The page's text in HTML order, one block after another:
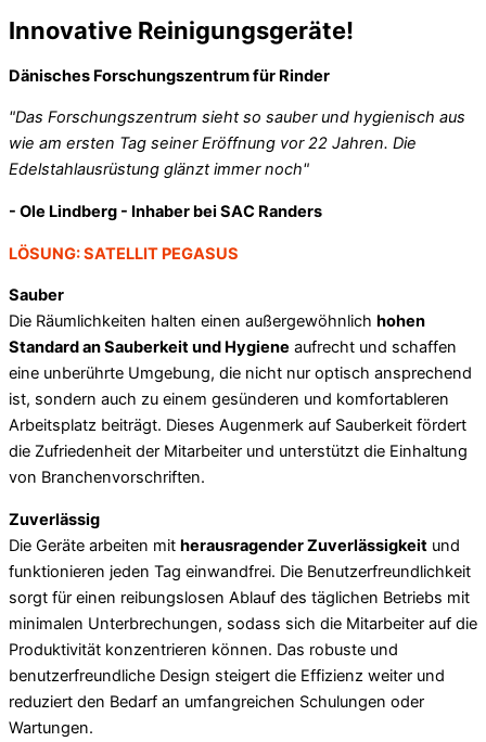
Innovative Reinigungsgeräte!
Dänisches Forschungszentrum für Rinder
"Das Forschungszentrum sieht so sauber und hygienisch aus
wie am ersten Tag seiner Eröffnung vor 22 Jahren. Die
Edelstahlausrüstung glänzt immer noch"
- Ole Lindberg - Inhaber bei SAC Randers
LÖSUNG: SATELLIT PEGASUS
Sauber
Die Räumlichkeiten halten einen außergewöhnlich hohen
Standard an Sauberkeit und Hygiene aufrecht und schaffen
eine unberührte Umgebung, die nicht nur optisch ansprechend
ist, sondern auch zu einem gesünderen und komfortableren
Arbeitsplatz beiträgt. Dieses Augenmerk auf Sauberkeit fördert
die Zufriedenheit der Mitarbeiter und unterstützt die Einhaltung
von Branchenvorschriften.
Zuverlässig
Die Geräte arbeiten mit herausragender Zuverlässigkeit und
funktionieren jeden Tag einwandfrei. Die Benutzerfreundlichkeit
sorgt für einen reibungslosen Ablauf des täglichen Betriebs mit
minimalen Unterbrechungen, sodass sich die Mitarbeiter auf die
Produktivität konzentrieren können. Das robuste und
benutzerfreundliche Design steigert die Effizienz weiter und
reduziert den Bedarf an umfangreichen Schulungen oder
Wartungen.